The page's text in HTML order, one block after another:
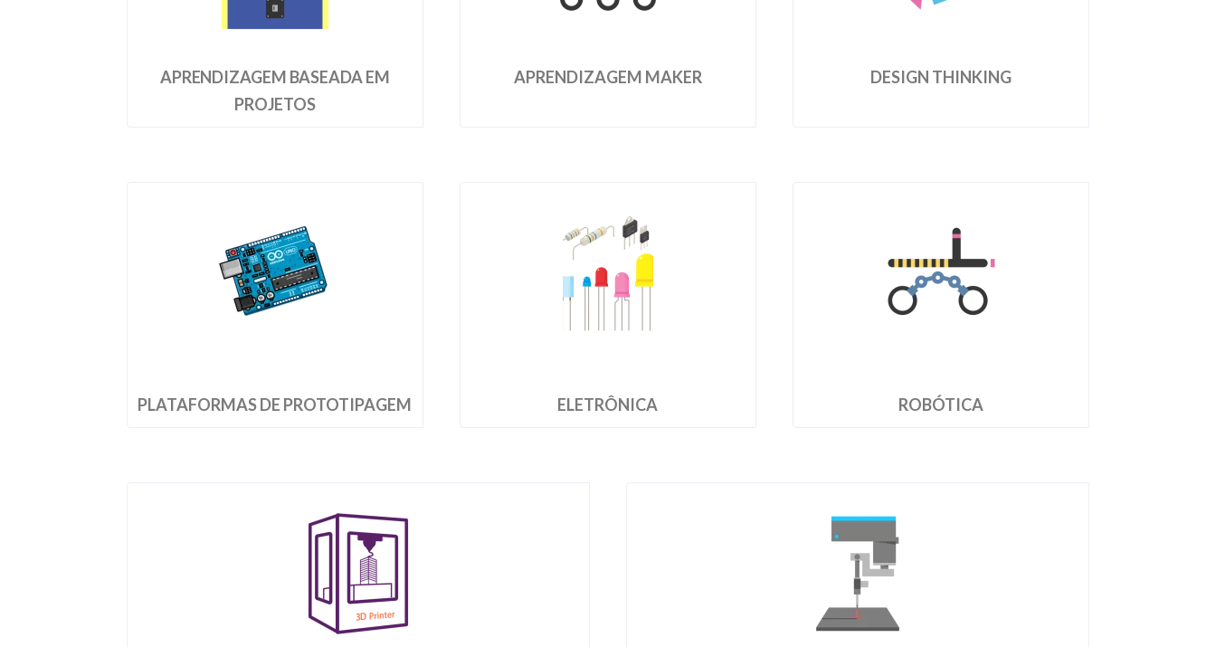
APRENDIZAGEM BASEADA EM
PROJETOS
APRENDIZAGEM MAKER DESIGN THINKING
PLATAFORMAS DE PROTOTIPAGEM ELETRÔNICA ROBÓTICA